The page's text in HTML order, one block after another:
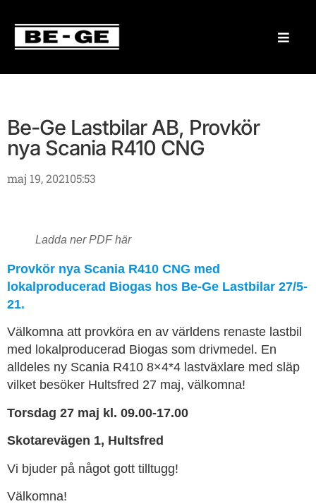
Be-Ge Lastbilar AB, Provkör
nya Scania R410 CNG
maj 19, 202105:53
Ladda ner PDF här
Provkör nya Scania R410 CNG med
lokalproducerad Biogas hos Be-Ge Lastbilar 27/5-
21.
Välkomna att provköra en av världens renaste lastbil
med lokalproducerad Biogas som drivmedel. En
alldeles ny Scania R410 8×4*4 lastväxlare med släp
vilket besöker Hultsfred 27 maj, välkomna!
Torsdag 27 maj kl. 09.00-17.00
Skotarevägen 1, Hultsfred
Vi bjuder på något gott tilltugg!
Välkomna!